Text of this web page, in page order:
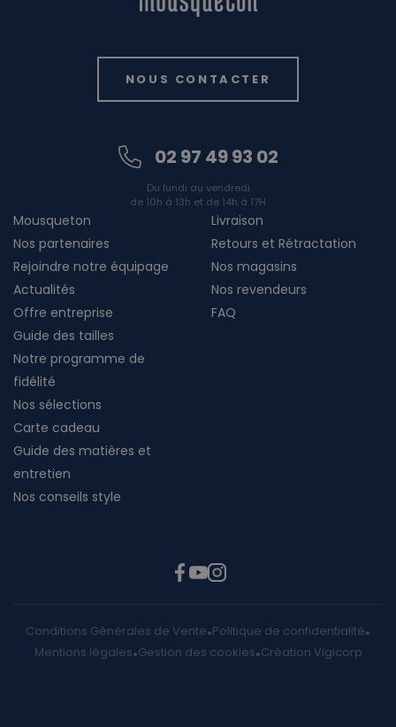
NOUS CONTACTER
02 97 49 93 02
Du lundi au vendredi
de 10h à 13h et de 14h à 17H
Mousqueton
Nos partenaires
Rejoindre notre équipage
Actualités
Offre entreprise
Livraison
Retours et Rétractation
Nos magasins
Nos revendeurs
FAQ
Guide des tailles
Notre programme de
fidélité
Nos sélections
Carte cadeau
Guide des matières et
entretien
Nos conseils style
Conditions Générales de Vente Politique de confidentialité
Mentions légales Gestion des cookies Création Vigicorp